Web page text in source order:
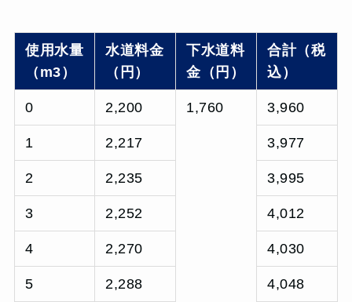
使用水量
（m3）
水道料金
（円）
下水道料
金（円）
合計（税
込）
0 2,200 1,760 3,960
1 2,217 3,977
2 2,235 3,995
3 2,252 4,012
4 2,270 4,030
5 2,288 4,048